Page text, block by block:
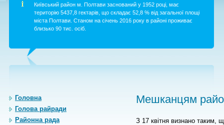
Київський район м. Полтави заснований у 1952 році, має
територію 5437,8 гектарів, що складає 52,8 % від загальної площі
міста Полтави. Станом на січень 2016 року в районі проживає
близько 90 тис. осіб.
Головна
Голова райради
Районна рада
Мешканцям
З 17 квітня визнано таким,